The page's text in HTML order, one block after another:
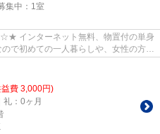
集中： 1室
単身
で初めての一人暮らしや、女性の方の
費 3,000円)
礼：0ヶ月